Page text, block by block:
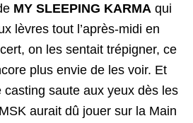
MY SLEEPING KARMA qui
lèvres tout l’après-midi en
on les sentait trépigner, ce
plus envie de les voir. Et
casting saute aux yeux dès les
aurait dû jouer sur la Main